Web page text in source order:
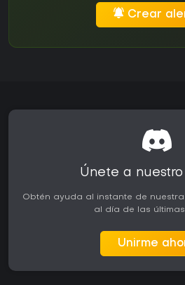
Crear
Únete a nuestro
Obtén ayuda al instante de
al día de las
Unirme